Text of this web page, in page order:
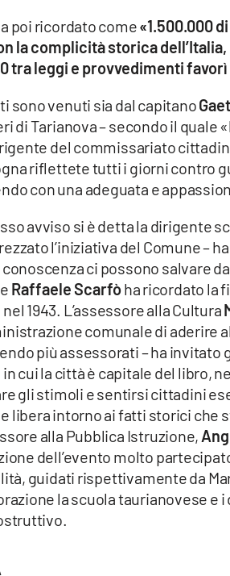
poi ricordato come«1.500.000
la complicità storica
tra leggi e provvedimenti
sono venuti sia dal capitano
di Tarianova – secondo il
del commissariato
riflettete tutti i giorni contro
con una adeguata e
avviso si è detta la dirigente
l’iniziativa del Comune –
ci possono salvare
Raffaele Scarfòha ricordato la
1943. L’assessore alla Cultura
comunale di aderire
più assessorati – ha
in cui la città è capitale del libro,
gli stimoli e sentirsi cittadini
libera intorno ai fatti storici che
alla Pubblica Istruzione,
dell’evento molto
guidati rispettivamente da
la scuola taurianovese e